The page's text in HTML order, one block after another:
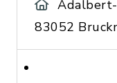
83052